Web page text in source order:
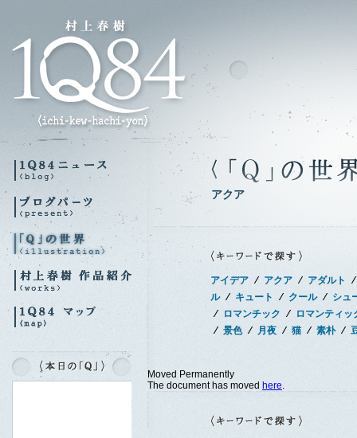
アクア
アイデア ∕ アクア ∕ アダルト
∕
ル
∕ キュート ∕ クール ∕
シュ
∕
ロマンチック ∕
ロマンティッ
∕ 景色 ∕ 月夜 ∕ 猫 ∕ 素朴 ∕
Moved Permanently
The document has moved here.